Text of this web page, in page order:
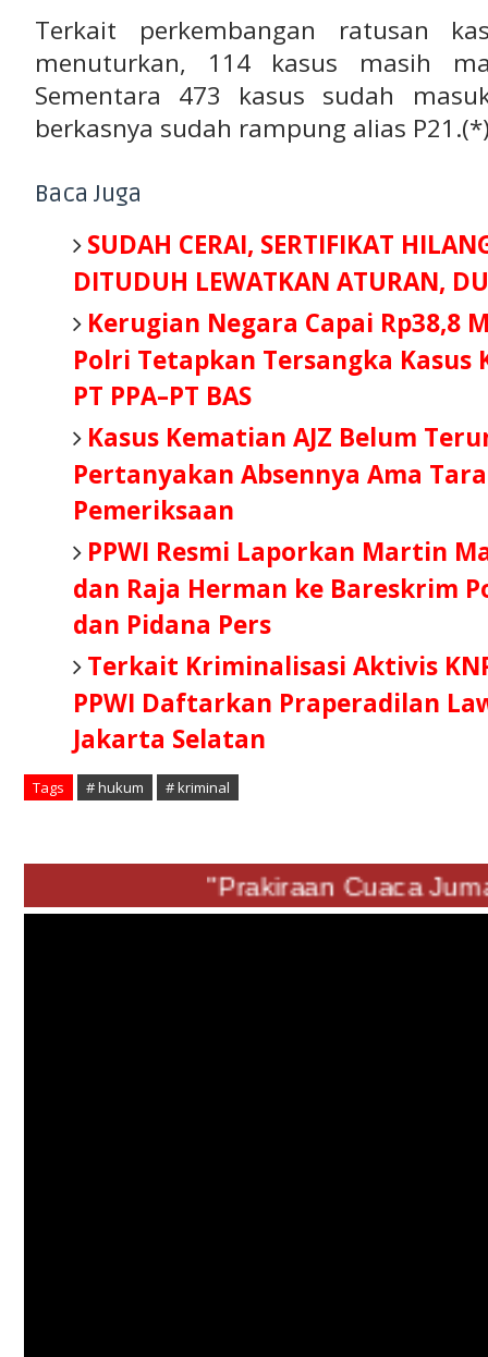
Terkait perkembangan ratusan
menuturkan, 114 kasus masih
Sementara 473 kasus sudah
berkasnya sudah rampung alias
Baca Juga
SUDAH CERAI, SERTIFIKAT
DITUDUH LEWATKAN ATURAN,
Kerugian Negara Capai
Polri Tetapkan Tersangka Kasus
PT PPA–PT BAS
Kasus Kematian AJZ Belum
Pertanyakan Absennya Ama
Pemeriksaan
PPWI Resmi Laporkan Martin
dan Raja Herman ke Bareskrim
dan Pidana Pers
Terkait Kriminalisasi Aktivis
PPWI Daftarkan Praperadilan
Jakarta Selatan
Tags # hukum # kriminal
"Prakiraan Cuaca Jumat